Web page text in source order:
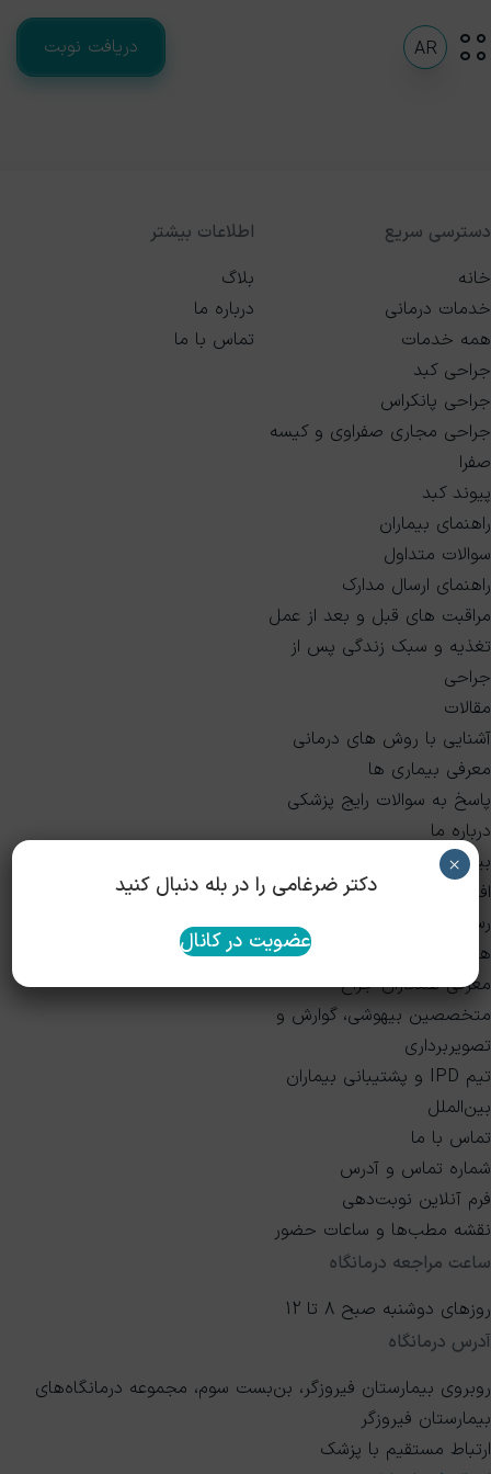
AR دریافت نوبت
دسترسی سریع
خانه
خدمات درمانی
همه خدمات
جراحی کبد
جراحی پانکراس
جراحی مجاری صفراوی و کیسه
صفرا
پیوند کبد
راهنمای بیماران
سوالات متداول
راهنمای ارسال مدارک
مراقبت های قبل و بعد از عمل
تغذیه و سبک زندگی پس از
جراحی
مقالات
آشنایی با روش های درمانی
معرفی بیماری ها
پاسخ به سوالات رایج پزشکی
درباره ما
بیوگرافی و سوابق
افتخارات و عضویت‌ها
رسانه و مصاحبه‌ها
همکاران
معرفی همکاران جراح
متخصصین بیهوشی، گوارش و
تصویربرداری
تیم IPD و پشتیبانی بیماران
بین‌الملل
تماس با ما
شماره تماس و آدرس
فرم آنلاین نوبت‌دهی
نقشه مطب‌ها و ساعات حضور
اطلاعات بیشتر
بلاگ
درباره ما
تماس با ما
ساعت مراجعه درمانگاه
روزهای دوشنبه صبح 8 تا 12
آدرس درمانگاه
روبروی بیمارستان فیروزگر، بن‌بست سوم، مجموعه درمانگاه‌های
بیمارستان فیروزگر
ارتباط مستقیم با پزشک
دکتر ضرغامی را در بله دنبال کنید
عضویت در کانال
×